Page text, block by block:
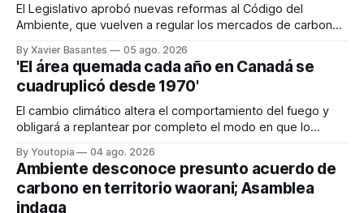
El Legislativo aprobó nuevas reformas al Código del
Ambiente, que vuelven a regular los mercados de carbono,
By Xavier Basantes 05 ago. 2026
'El área quemada cada año en Canadá se
cuadruplicó desde 1970'
El cambio climático altera el comportamiento del fuego y
obligará a replantear por completo el modo en que lo
By Youtopia 04 ago. 2026
Ambiente desconoce presunto acuerdo de
carbono en territorio waorani; Asamblea
indaga